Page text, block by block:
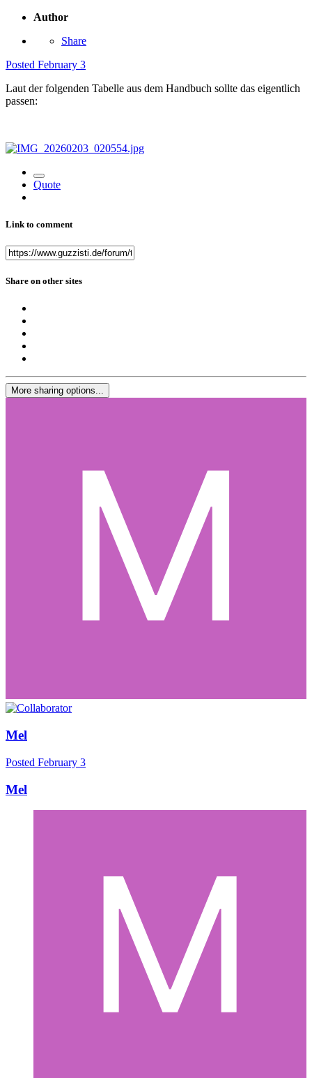
Author
Share
Posted February 3
Laut der folgenden Tabelle aus dem Handbuch sollte das eigentlich
passen:
Quote
Link to comment
Share on other sites
More sharing options...
Mel
Posted February 3
Mel